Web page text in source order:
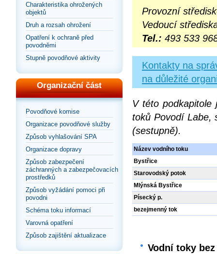
Charakteristika ohrožených
objektů
Druh a rozsah ohrožení
Opatření k ochraně před
povodněmi
Stupně povodňové aktivity
Organizační část
Povodňové komise
Organizace povodňové služby
Způsob vyhlašování SPA
Organizace dopravy
Způsob zabezpečení
záchranných a zabezpečovacích
prostředků
Způsob vyžádání pomoci při
povodni
Schéma toku informací
Varovná opatření
Způsob zajištění aktualizace
Provozní
Vedoucí
Tel.: 493 533
Kontakty na
na důležité
V této podkapitole
toků Povodí Labe,
(sestupně).
Název vodního toku
Bystřice
Starovodský potok
Mlýnská Bystřice
Písecký p.
bezejmenný tok
Vodní toky